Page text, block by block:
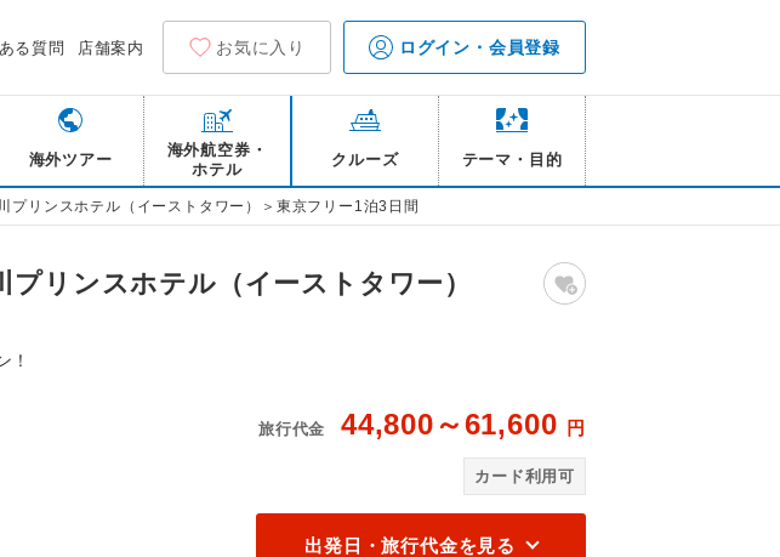
る質問 店舗案内 お気に入り ログイン・会員登録
海外ツアー
海外航空券・
ホテル
クルーズ テーマ・目的
リンスホテル（イーストタワー）＞東京フリー1泊3日間
リンスホテル（イーストタワー）
！
旅行代金 44,800～61,600 円
カード利用可
出発日・旅行代金を見る